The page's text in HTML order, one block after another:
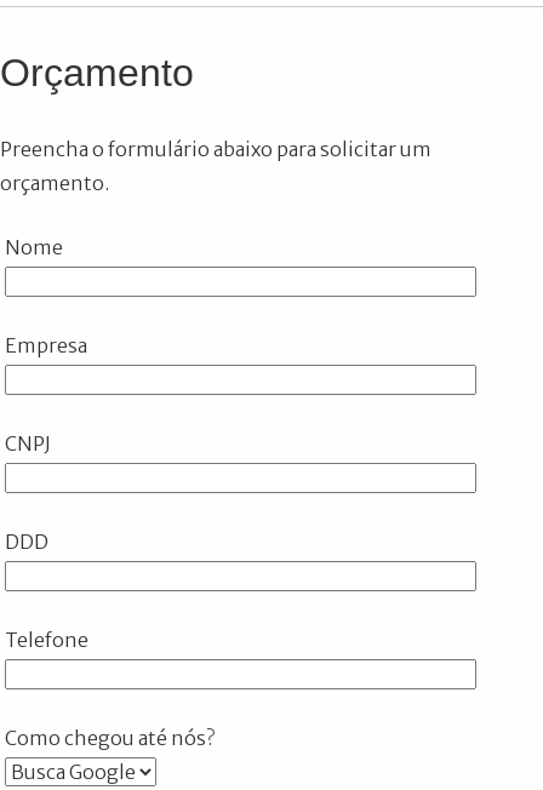
Orçamento
Preencha o formulário abaixo para solicitar um
orçamento.
Nome
Empresa
CNPJ
DDD
Telefone
Como chegou até nós?